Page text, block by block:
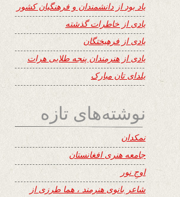
یاد بود از دانشمندان و فرهنگیان کشور
یادی از خاطرات گذشته
یادی از فرهیختگان
یادی از هنرمندان پنجه طلایی هرات
یلدای تان مبارک
نوشته‌های تازه
نمکدان
جامعه هنری افغانستان
اوجِ نور
شاعر بانوی هنرمند ، هما طرزی از